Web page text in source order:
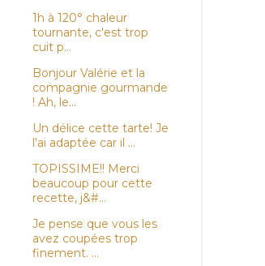
1h à 120° chaleur
tournante, c'est trop
cuit p...
Bonjour Valérie et la
compagnie gourmande
! Ah, le...
Un délice cette tarte! Je
l'ai adaptée car il ...
TOPISSIME!! Merci
beaucoup pour cette
recette, j&#...
Je pense que vous les
avez coupées trop
finement. ...